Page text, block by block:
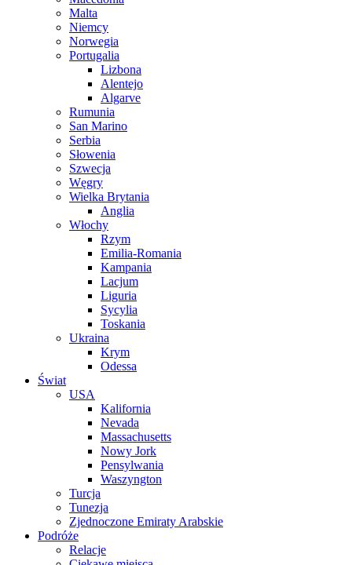
Malta
Niemcy
Norwegia
Portugalia
Lizbona
Alentejo
Algarve
Rumunia
San Marino
Serbia
Słowenia
Szwecja
Węgry
Wielka Brytania
Anglia
Włochy
Rzym
Emilia-Romania
Kampania
Lacjum
Liguria
Sycylia
Toskania
Ukraina
Krym
Odessa
Świat
USA
Kalifornia
Nevada
Massachusetts
Nowy Jork
Pensylwania
Waszyngton
Turcja
Tunezja
Zjednoczone Emiraty Arabskie
Podróże
Relacje